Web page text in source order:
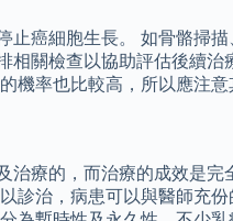
癌細胞生長。 如骨骼掃
關檢查以協助評估後續
率也比較高，所以應注
療的，而治療的成效是
治，病患可以與醫師充